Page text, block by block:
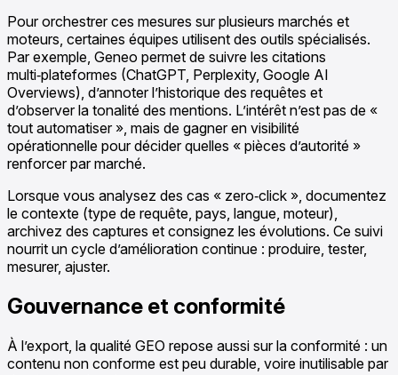
Pour orchestrer ces mesures sur plusieurs marchés et
moteurs, certaines équipes utilisent des outils spécialisés.
Par exemple, Geneo permet de suivre les citations
multi‑plateformes (ChatGPT, Perplexity, Google AI
Overviews), d’annoter l’historique des requêtes et
d’observer la tonalité des mentions. L’intérêt n’est pas de «
tout automatiser », mais de gagner en visibilité
opérationnelle pour décider quelles « pièces d’autorité »
renforcer par marché.
Lorsque vous analysez des cas « zero‑click », documentez
le contexte (type de requête, pays, langue, moteur),
archivez des captures et consignez les évolutions. Ce suivi
nourrit un cycle d’amélioration continue : produire, tester,
mesurer, ajuster.
Gouvernance et conformité
À l’export, la qualité GEO repose aussi sur la conformité : un
contenu non conforme est peu durable, voire inutilisable par